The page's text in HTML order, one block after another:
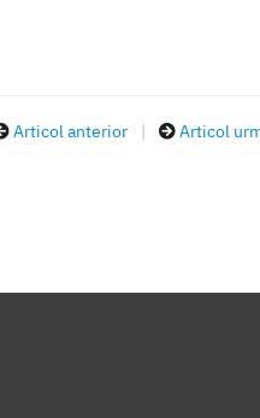
Articol anterior | Articol